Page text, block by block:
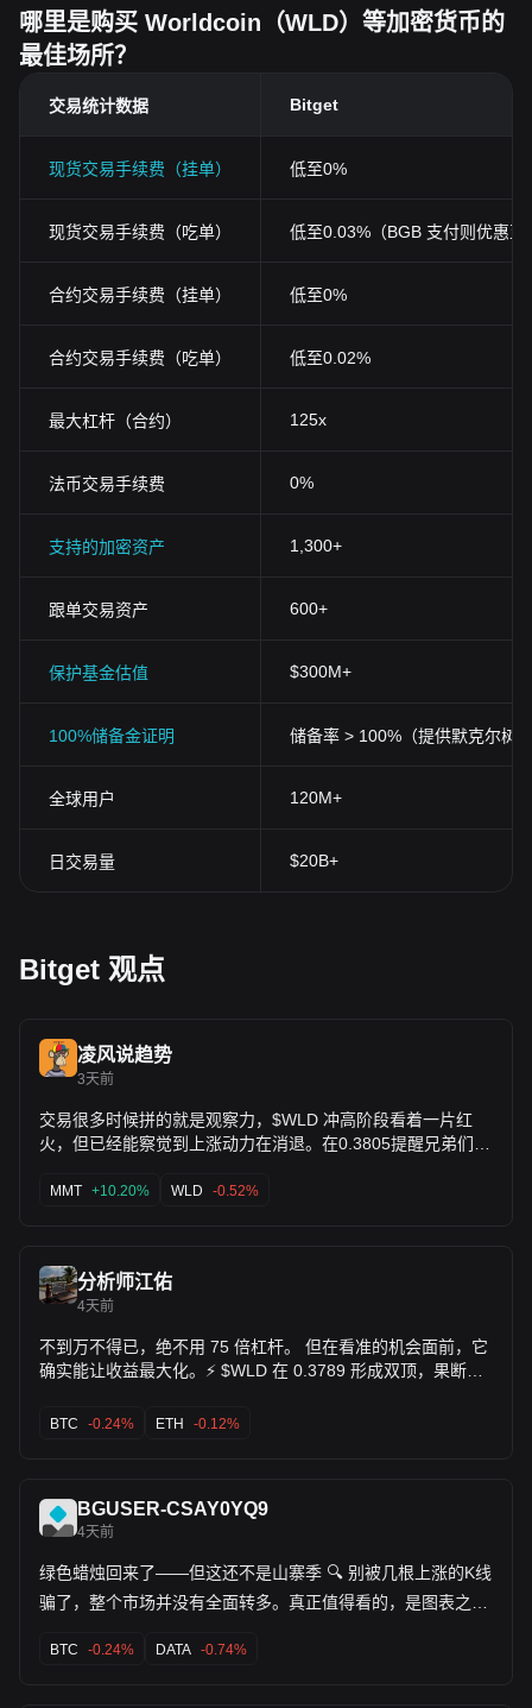
哪里是购买 Worldcoin（WLD）等加密货币的
最佳场所？
交易统计数据 Bitget
现货交易手续费（挂单） 低至0%
现货交易手续费（吃单） 低至0.03%（BGB 支付则优惠至
合约交易手续费（挂单） 低至0%
合约交易手续费（吃单） 低至0.02%
最大杠杆（合约） 125x
法币交易手续费 0%
支持的加密资产 1,300+
跟单交易资产 600+
保护基金估值 $300M+
100%储备金证明 储备率 > 100%（提供默克尔树
全球用户 120M+
日交易量 $20B+
Bitget 观点
凌风说趋势
3天前
交易很多时候拼的就是观察力，$WLD 冲高阶段看着一片红
火，但已经能察觉到上涨动力在消退。在0.3805提醒兄弟们布
盘面的短期涨跌扰乱判断，持仓的朋友逐步把收益兑现，别一
种策略，高性价比机会第一时间更新，不要错过了，快上车！
$BLESS $MMT
MMT +10.20% WLD -0.52%
分析师江佑
4天前
不到万不得已，绝不用 75 倍杠杆。 但在看准的机会面前，它
确实能让收益最大化。⚡ $WLD 在 0.3789 形成双顶，果断杀
1390.71%。 这一单吃得很惊险，也再次告诫自己：高杠杆是
BTC -0.24% ETH -0.12%
BGUSER-CSAY0YQ9
4天前
绿色蜡烛回来了——但这还不是山寨季 🔍 别被几根上涨的K线
骗了，整个市场并没有全面转多。真正值得看的，是图表之下
小批高共识币种，而大多数山寨币仍在挣扎，根本接不到稳定
BTC -0.24% DATA -0.74%